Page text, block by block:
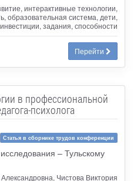
интерактивные технологии,
образовательная система, дети,
инвестиции, задания, способности
Перейти
в профессиональной
психолога
Статья в сборнике трудов конференции
– Тульскому
Чистова Виктория